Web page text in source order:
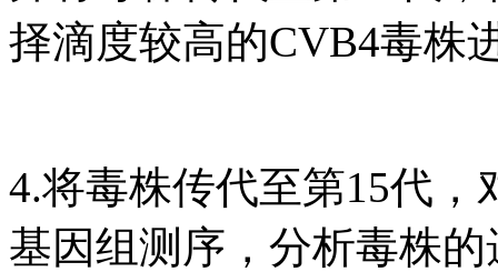
择滴度较高的CVB4毒株
4.将毒株传代至第15代，
基因组测序，分析毒株